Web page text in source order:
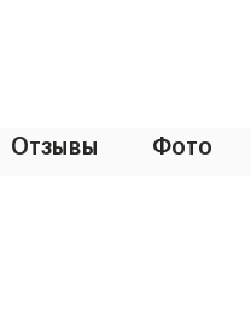
Отзывы Фото